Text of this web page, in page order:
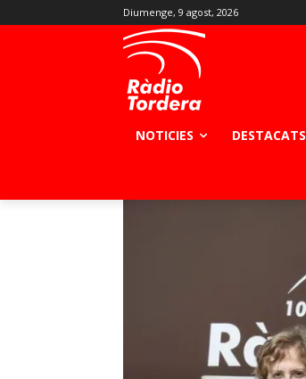
Diumenge, 9 agost, 2026
NOTICIES DESTACATS